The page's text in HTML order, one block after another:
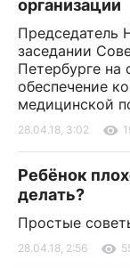
организации
Председатель
заседании
Петербурге на
обеспечение
медицинской
28.04.18, 3:02
Ребёнок
делать?
Простые
28.04.18, 2:56